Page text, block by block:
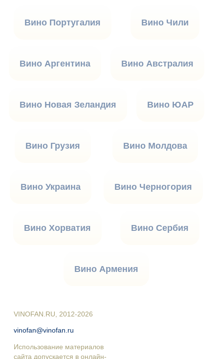
Вино Португалия Вино Чили
Вино Аргентина Вино Австралия
Вино Новая Зеландия Вино ЮАР
Вино Грузия Вино Молдова
Вино Украина Вино Черногория
Вино Хорватия Вино Сербия
Вино Армения
VINOFAN.RU, 2012-2026
vinofan@vinofan.ru
Использование материалов
сайта допускается в онлайн-